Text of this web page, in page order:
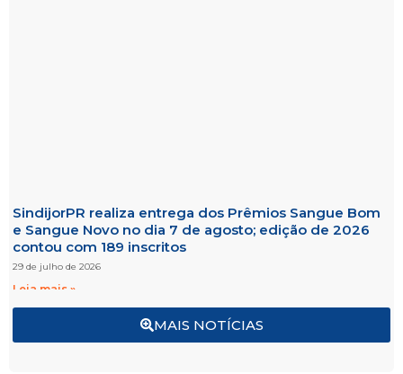
MAIS NOTÍCIAS
SindijorPR realiza entrega dos Prêmios Sangue Bom
e Sangue Novo no dia 7 de agosto; edição de 2026
contou com 189 inscritos
29 de julho de 2026
Leia mais »